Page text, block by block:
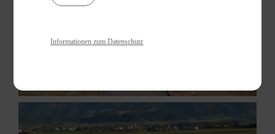
Informationen zum Datenschutz